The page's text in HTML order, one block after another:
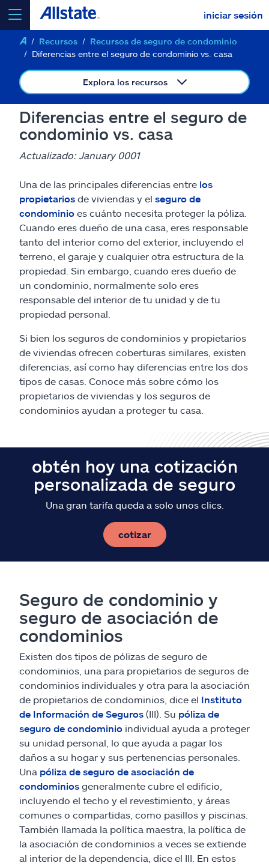
iniciar sesión
seleccionar un producto paracotizar
Select a Product
ir
Seguros y más
Recursos
Reclamos
Asistencia y apoyo
Buscar agente
Explore Allstate
Ashburn, VA 20146
Recursos
Recursos de seguro de condominio
Diferencias entre el seguro de condominio vs. casa
Explora los recursos
Diferencias entre el seguro de
condominio vs. casa
Actualizado: January 0001
Una de las principales diferencias entre los
propietarios de viviendas y el seguro de
condominio es cuánto necesita proteger la póliza.
Cuando eres dueño de una casa, eres responsable
tanto del interior como del exterior, incluyendo el
terreno, el garaje y cualquier otra estructura de la
propiedad. Sin embargo, cuando eres dueño de
un condominio, normalmente solo eres
responsable del interior de tu unidad y de tu
propiedad personal.
Si bien los seguros de condominios y propietarios
de viviendas ofrecen coberturas similares, existen
diferencias, así como hay diferencias entre los dos
tipos de casas. Conoce más sobre cómo los
propietarios de viviendas y los seguros de
condominios ayudan a proteger tu casa.
obtén hoy una cotización
personalizada de seguro
Una gran tarifa queda a solo unos clics.
cotizar
Seguro de condominio y
seguro de asociación de
condominios
Existen dos tipos de pólizas de seguro de
condominios, una para propietarios de seguros de
condominios individuales y otra para la asociación
de propietarios de condominios, dice el Instituto
de Información de Seguros (III). Su póliza de
seguro de condominio individual ayuda a proteger
su unidad personal, lo que ayuda a pagar los
daños a su hogar y sus pertenencias personales.
Una póliza de seguro de asociación de
condominios generalmente cubre el edificio,
incluyendo el techo y el revestimiento, y áreas
comunes o compartidas, como pasillos y piscinas.
También llamada la política maestra, la política de
la asociación de condominios a veces se extiende
al interior de la dependencia, dice el III. En estos